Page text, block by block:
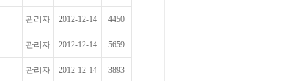
관리자 2012-12-14 4450
관리자 2012-12-14 5659
관리자 2012-12-14 3893